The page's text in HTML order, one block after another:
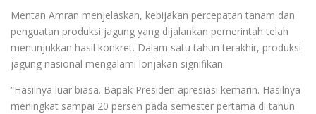
Mentan Amran menjelaskan, kebijakan percepatan tanam dan
penguatan produksi jagung yang dijalankan pemerintah telah
menunjukkan hasil konkret. Dalam satu tahun terakhir, produksi
jagung nasional mengalami lonjakan signifikan.
“Hasilnya luar biasa. Bapak Presiden apresiasi kemarin. Hasilnya
meningkat sampai 20 persen pada semester pertama di tahun